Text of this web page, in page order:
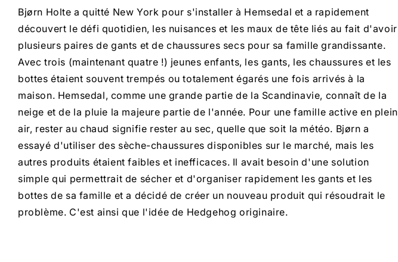
Bjørn Holte a quitté New York pour s'installer à Hemsedal et a rapidement
découvert le défi quotidien, les nuisances et les maux de tête liés au fait d'avoir
plusieurs paires de gants et de chaussures secs pour sa famille grandissante.
Avec trois (maintenant quatre !) jeunes enfants, les gants, les chaussures et les
bottes étaient souvent trempés ou totalement égarés une fois arrivés à la
maison. Hemsedal, comme une grande partie de la Scandinavie, connaît de la
neige et de la pluie la majeure partie de l'année. Pour une famille active en plein
air, rester au chaud signifie rester au sec, quelle que soit la météo. Bjørn a
essayé d'utiliser des sèche-chaussures disponibles sur le marché, mais les
autres produits étaient faibles et inefficaces. Il avait besoin d'une solution
simple qui permettrait de sécher et d'organiser rapidement les gants et les
bottes de sa famille et a décidé de créer un nouveau produit qui résoudrait le
problème. C'est ainsi que l'idée de Hedgehog originaire.